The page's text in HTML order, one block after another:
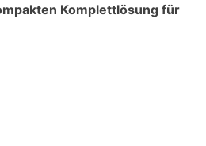
Komplettlösung für